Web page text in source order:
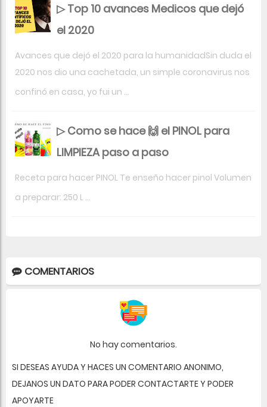
▷ Top 10 avances Medicos que dejó
el 2020
Avances que dejó el 2020 para la humanidadSin duda el
2020 nos dio una cachetada, un simple coronavirus nos
confinó en casa, yo fui un ...
▷ Como se hace 🙌 el PINOL para
LIMPIEZA paso a paso
Receta para hacer PINOL Te enseño hacer pinol Volumen
a preparar: 250 L ...
COMENTARIOS
No hay comentarios.
SI DESEAS AYUDA Y HACES UN COMENTARIO ANONIMO,
DEJANOS UN DATO PARA PODER CONTACTARTE Y PODER
APOYARTE